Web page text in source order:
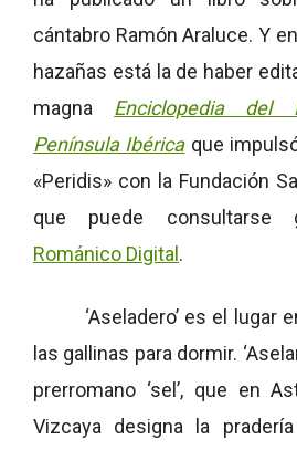
cántabro Ramón Araluce. Y
hazañas está la de haber
magna Enciclopedia del
Península Ibéricaque
«Peridis» con la Fundación
que puede consultarse
Románico Digital .
‘Aseladero’ es el lugar
las gallinas para dormir.
prerromano ‘sel’, que en
Vizcaya designa la